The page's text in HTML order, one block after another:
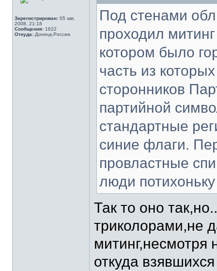
Зарегистрирован: 05 авг,
2008, 21:18
Сообщения: 1622
Откуда: Донецк,Россия.
Под стенами
проходил
котором было
часть из
сторонников
партийной
стандартные
синие флаги.
провластные
люди
Так то оно
триколорами,не
митинг,несмотря
откуда